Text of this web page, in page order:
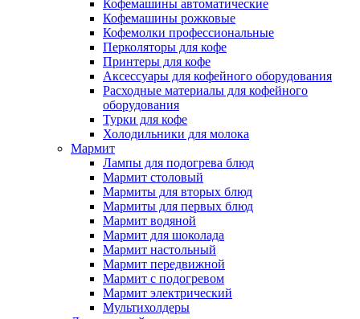
Кофемашины автоматические
Кофемашины рожковые
Кофемолки профессиональные
Перколяторы для кофе
Принтеры для кофе
Аксессуары для кофейного оборудования
Расходные материалы для кофейного
оборудования
Турки для кофе
Холодильники для молока
Мармит
Лампы для подогрева блюд
Мармит столовый
Мармиты для вторых блюд
Мармиты для первых блюд
Мармит водяной
Мармит для шоколада
Мармит настольный
Мармит передвижной
Мармит с подогревом
Мармит электрический
Мультихолдеры